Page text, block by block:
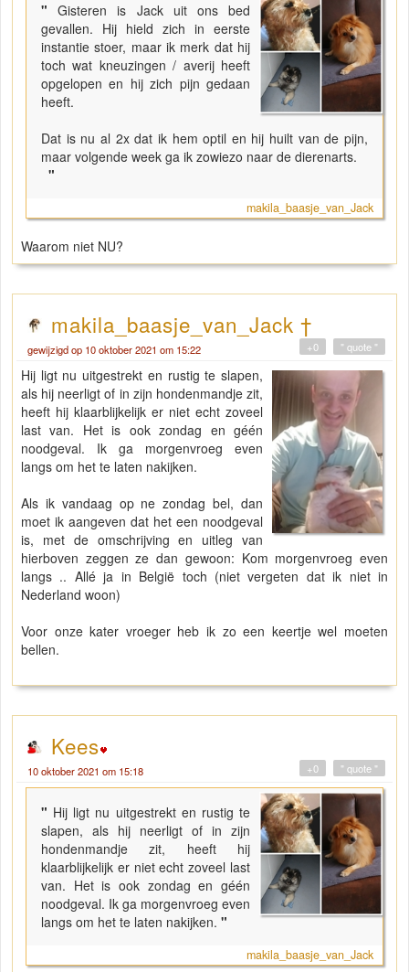
"Gisteren is Jack uit ons bed
gevallen. Hij hield zich in eerste
instantie stoer, maar ik merk dat hij
toch wat kneuzingen / averij heeft
opgelopen en hij zich pijn gedaan
heeft.
Dat is nu al 2x dat ik hem optil en hij huilt van de pijn,
maar volgende week ga ik zowiezo naar de dierenarts.
"
makila_baasje_van_Jack
Waarom niet NU?
makila_baasje_van_Jack †
gewijzigd op 10 oktober 2021 om 15:22 " quote "
+0
Hij ligt nu uitgestrekt en rustig te slapen,
als hij neerligt of in zijn hondenmandje zit,
heeft hij klaarblijkelijk er niet echt zoveel
last van. Het is ook zondag en géén
noodgeval. Ik ga morgenvroeg even
langs om het te laten nakijken.
Als ik vandaag op ne zondag bel, dan
moet ik aangeven dat het een noodgeval
is, met de omschrijving en uitleg van
hierboven zeggen ze dan gewoon: Kom morgenvroeg even
langs .. Allé ja in België toch (niet vergeten dat ik niet in
Nederland woon)
Voor onze kater vroeger heb ik zo een keertje wel moeten
bellen.
Kees
10 oktober 2021 om 15:18 " quote "
+0
" Hij ligt nu uitgestrekt en rustig te
slapen, als hij neerligt of in zijn
hondenmandje zit, heeft hij
klaarblijkelijk er niet echt zoveel last
van. Het is ook zondag en géén
noodgeval. Ik ga morgenvroeg even
langs om het te laten nakijken. "
makila_baasje_van_Jack